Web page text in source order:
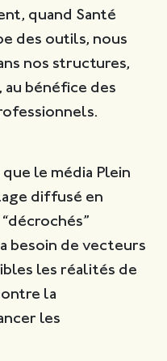
quand Santé
des outils, nous
nos structures,
au bénéfice des
que le média Plein
diffusé en
besoin de vecteurs
les réalités de
la
les